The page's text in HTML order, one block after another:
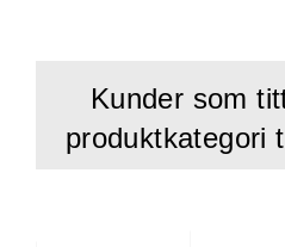
Kunder som
produktkategori